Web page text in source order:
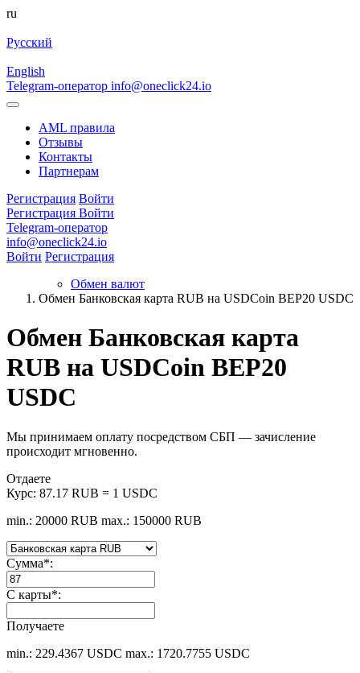
ru
Русский
English
Telegram-оператор info@oneclick24.io
AML правила
Отзывы
Контакты
Партнерам
Регистрация Войти
Регистрация Войти
Telegram-оператор
info@oneclick24.io
Войти Регистрация
Обмен валют
Обмен Банковская карта RUB на USDCoin BEP20 USDC
Обмен Банковская карта
RUB на USDCoin BEP20
USDC
Мы принимаем оплату посредством СБП — зачисление
происходит мгновенно.
Отдаете
Курс: 87.17 RUB = 1 USDC
min.: 20000 RUB max.: 150000 RUB
Сумма*:
С карты*:
Получаете
min.: 229.4367 USDC max.: 1720.7755 USDC